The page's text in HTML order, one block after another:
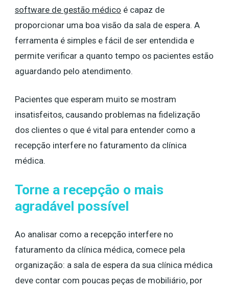
software de gestão médico é capaz de
proporcionar uma boa visão da sala de espera. A
ferramenta é simples e fácil de ser entendida e
permite verificar a quanto tempo os pacientes estão
aguardando pelo atendimento.
Pacientes que esperam muito se mostram
insatisfeitos, causando problemas na fidelização
dos clientes o que é vital para entender como a
recepção interfere no faturamento da clínica
médica.
Torne a recepção o mais
agradável possível
Ao analisar como a recepção interfere no
faturamento da clínica médica, comece pela
organização: a sala de espera da sua clínica médica
deve contar com poucas peças de mobiliário, por